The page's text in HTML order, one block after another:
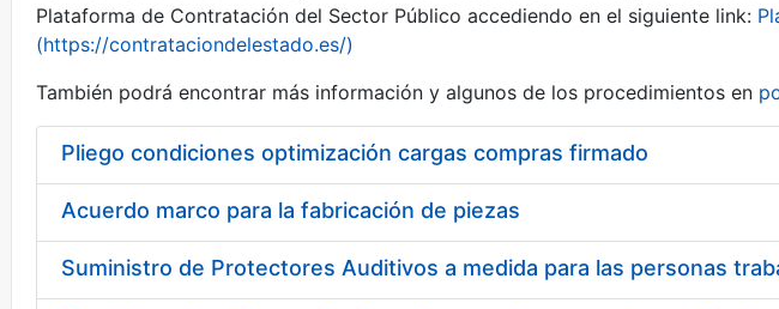
Mostrar/Ocultar
Mostrar/Ocultar
Mostrar/Ocultar
Plataforma de Contratación del Sector Público accediendo en el siguiente link:
(https://contrataciondelestado.es/)
También podrá encontrar más información y algunos de los procedimientos en
Pliego condiciones optimización cargas compras firmado
Acuerdo marco para la fabricación de piezas